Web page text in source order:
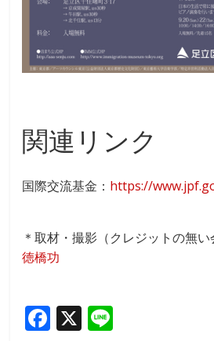
関連リンク
国際交流基金： https://
＊取材・撮影（クレジットの無い
徳橋功
F X